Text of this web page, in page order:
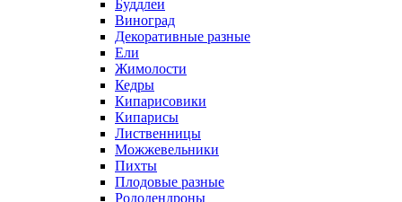
Буддлеи
Виноград
Декоративные разные
Ели
Жимолости
Кедры
Кипарисовики
Кипарисы
Лиственницы
Можжевельники
Пихты
Плодовые разные
Рододендроны